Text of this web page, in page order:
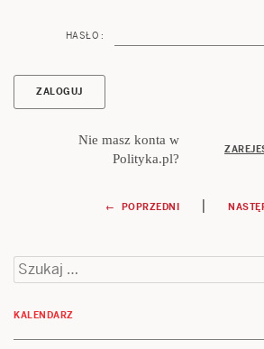
HASŁO :
Nie masz konta w
Polityka.pl?
Nawigacja
wpisu
← POPRZEDNI |
Szukaj:
KALENDARZ